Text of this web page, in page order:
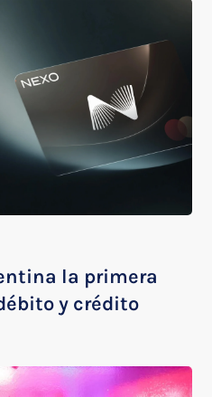
la primera
y crédito